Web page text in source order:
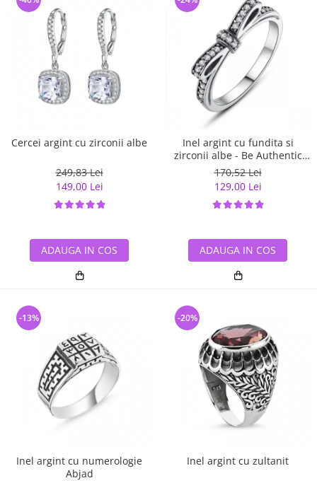
Cercei argint cu zirconii albe
249,83 Lei
149,00 Lei
ADAUGA IN COS
Inel argint cu fundita si
zirconii albe - Be Authentic
IST0007
170,52 Lei
129,00 Lei
ADAUGA IN COS
Inel argint cu numerologie
Abjad
-13%
Inel argint cu zultanit
-20%